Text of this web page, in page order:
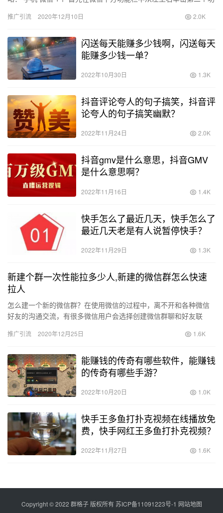
推广引流 2020年12月10日 2.0K
闪送每天能赚多少钱啊，闪送每天
能赚多少钱一单？
2022年10月30日 1.3K
抖音评论夸人的句子搞笑，抖音评
论夸人的句子搞笑幽默？
2022年11月24日 2.0K
抖音gmv是什么意思，抖音GMV
是什么意思啊？
2022年11月16日 1.4K
快手怎么了最近几天，快手怎么了
最近几天老是有人说暂停快手？
2022年11月29日 1.3K
新建个群一次性能拉多少人,新建的微信群怎么快速
拉人
怎么建一个新的微信群？在使用微信的过程中，离不开和各种微信
好友的沟通交流，有很多微信用户会选择创建微信群聊和好友联
的微信群…
推广引流 2020年12月25日 1.6K
能赚钱的传奇有哪些软件，能赚钱
的传奇有哪些手游？
2022年10月20日 1.0K
快手王多鱼打扑克视频在线播放免
费，快手网红王多鱼打扑克视频？
2022年11月27日 1.6K
Copyright © 2022 群格子 版权所有苏ICP备11091223号-1 网站地图